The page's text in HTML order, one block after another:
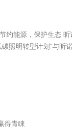
约能源，保护生态
照明转型计划”与昕
得青睐